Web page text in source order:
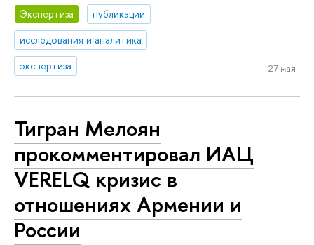
Экспертиза
публикации
исследования и аналитика
экспертиза
27 мая
Тигран Мелоян
прокомментировал ИАЦ
VERELQ кризис в
отношениях Армении и
России